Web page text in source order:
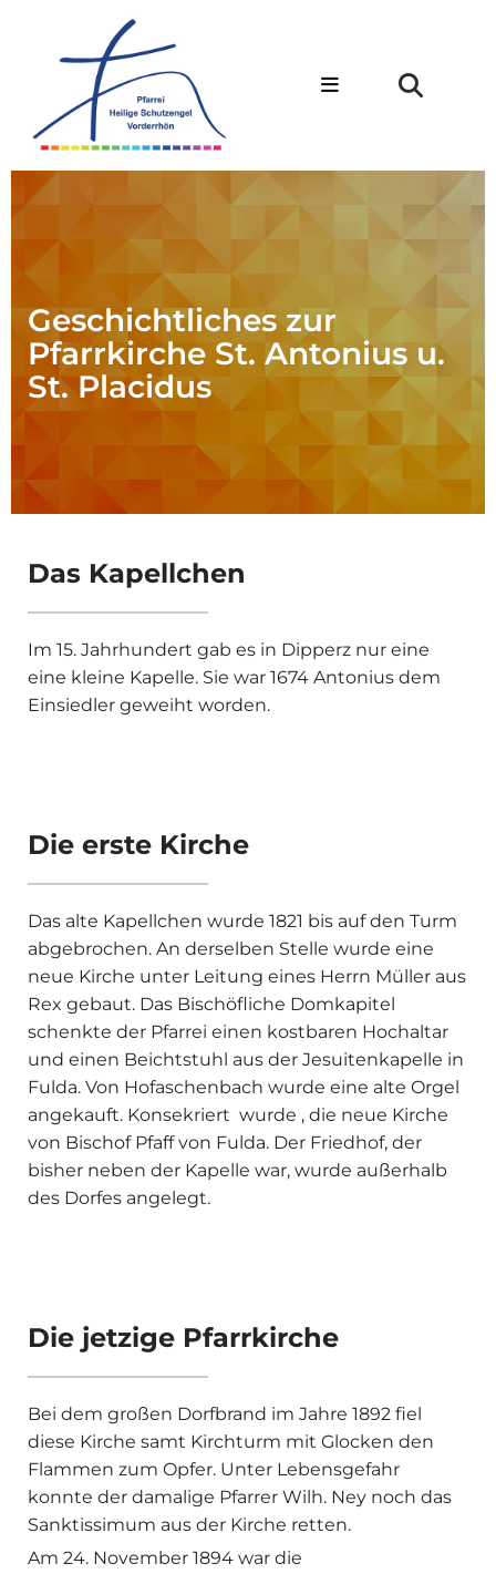
Geschichtliches zur
Pfarrkirche St. Antonius u.
St. Placidus
Das Kapellchen
Im 15. Jahrhundert gab es in Dipperz nur eine
eine kleine Kapelle. Sie war 1674 Antonius dem
Einsiedler geweiht worden.
Die erste Kirche
Das alte Kapellchen wurde 1821 bis auf den Turm
abge­brochen. An derselben Stelle wurde eine
neue Kirche unter Leitung eines Herrn Müller aus
Rex gebaut. Das Bischöfliche Domkapitel
schenkte der Pfarrei einen kostbaren Hochaltar
und einen Beichtstuhl aus der Jesuitenkapelle in
Fulda. Von Hofaschenbach wurde eine alte Orgel
angekauft. Konsekriert wurde , die neue Kirche
von Bischof Pfaff von Fulda. Der Friedhof, der
bisher neben der Kapelle war, wurde außerhalb
des Dorfes angelegt.
Die jetzige Pfarrkirche
Bei dem großen Dorfbrand im Jahre 1892 fiel
diese Kirche samt Kirchturm mit Glocken den
Flammen zum Opfer. Unter Lebensgefahr
konnte der damalige Pfarrer Wilh. Ney noch das
Sank­tissimum aus der Kirche retten.
Am 24. November 1894 war die